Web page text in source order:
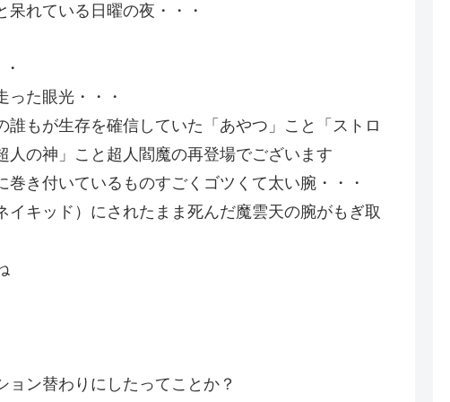
れている日曜の夜・・・
った眼光・・・
もが生存を確信していた「あやつ」こと「ストロ
の神」こと超人閻魔の再登場でございます
き付いているものすごくゴツくて太い腕・・・
キッド）にされたまま死んだ魔雲天の腕がもぎ取
ン替わりにしたってことか？